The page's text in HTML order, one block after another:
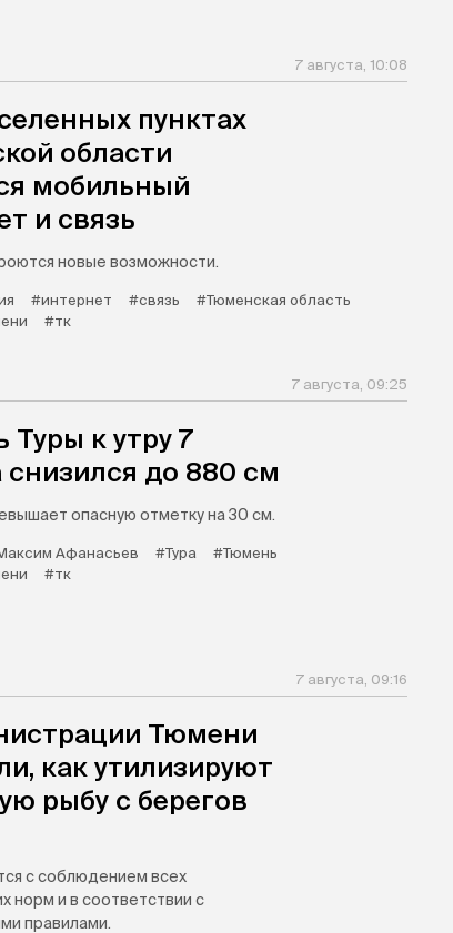
7 августа, 10:08
пунктах
области
мобильный
и связь
новые возможности.
#интернет #связь
#Тюменская область
#тк
7 августа, 09:25
Туры к утру 7
снизился до 880 см
опасную отметку на 30 см.
Афанасьев #Тура
#Тюмень
#тк
7 августа, 09:16
Тюмени
как утилизируют
рыбу с берегов
с соблюдением всех
норм и в соответствии с
правилами.